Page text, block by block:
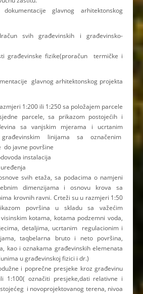
glavnog arhitektonskog
svih građevinskih i građevinsko-
građevinske fizike(proračun termičke i
glavnog arhitektonskog projekta
1:200 ili 1:250 sa položajem parcele
parcele, sa prikazom postojećih i
sa vanjskim mjerama i ucrtanim
linijama sa označenim
do javne površine
instalacija
svih etaža, sa podacima o namjeni
dimenzijama i osnovu krova sa
krovnih ravni. Crteži su u razmjeri 1:50
površina u skladu sa važećim
kotama, kotama podzemni voda,
detaljima, ucrtanim regulacionim i
taqbelarna bruto i neto površina,
kao i oznakama građevinskih elemenata
u građevinskoj fizici i dr.)
i poprečne presjeke kroz građevinu
1:100( označiti presjeke,dati relativne i
i novoprojektovanog terena, nivoa